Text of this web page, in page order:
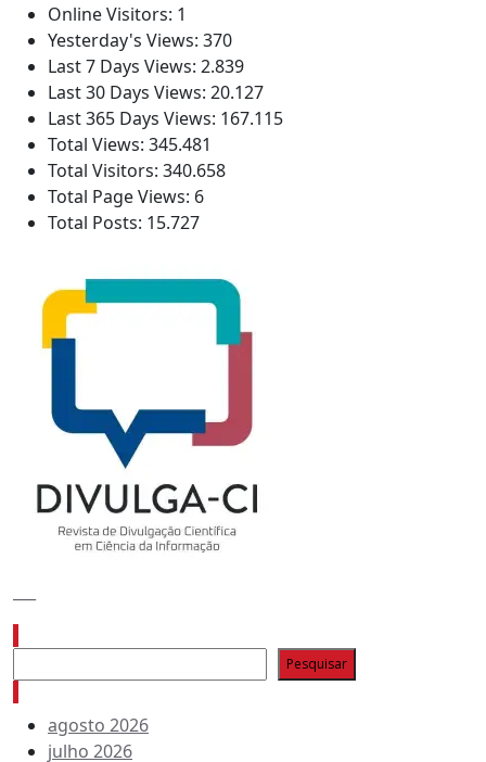
Online Visitors: 1
Yesterday's Views: 370
Last 7 Days Views: 2.839
Last 30 Days Views: 20.127
Last 365 Days Views: 167.115
Total Views: 345.481
Total Visitors: 340.658
Total Page Views: 6
Total Posts: 15.727
Pesquisar
agosto 2026
julho 2026